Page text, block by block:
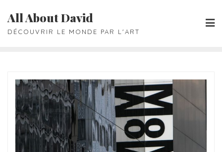
to
content
All About David
DÉCOUVRIR LE MONDE PAR L'ART